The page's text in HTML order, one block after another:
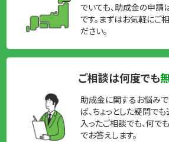
でいても、助成金の申請
です。まずはお気軽にご
ださい。
ご相談は何度でも
助成金に関するお悩み
ば、ちょっとした疑問で
入ったご相談でも、何で
でお答えします。